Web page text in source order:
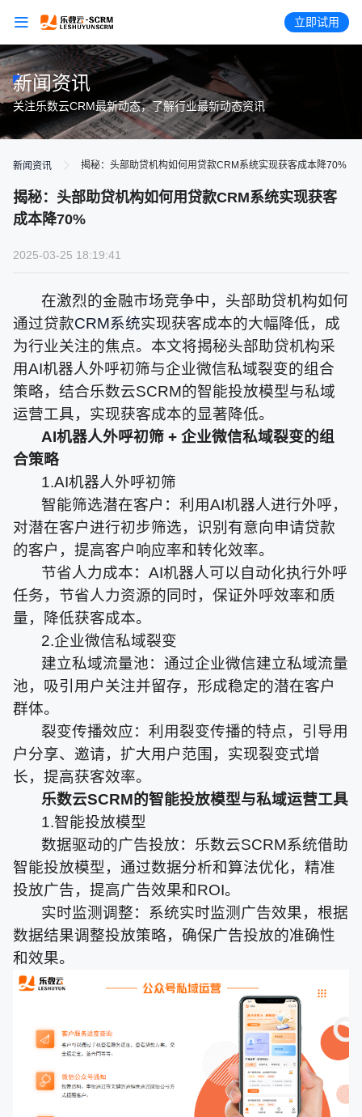
立即试用
新闻资讯
关注乐数云CRM最新动态，了解行业最新动态资讯
新闻资讯 揭秘：头部助贷机构如何用贷款CRM系统实现获客成本降70%
揭秘：头部助贷机构如何用贷款CRM系统实现获客
成本降70%
2025-03-25 18:19:41
在激烈的金融市场竞争中，头部助贷机构如何
通过贷款CRM系统实现获客成本的大幅降低，成
为行业关注的焦点。本文将揭秘头部助贷机构采
用AI机器人外呼初筛与企业微信私域裂变的组合
策略，结合乐数云SCRM的智能投放模型与私域
运营工具，实现获客成本的显著降低。
AI机器人外呼初筛 + 企业微信私域裂变的组
合策略
1.AI机器人外呼初筛
智能筛选潜在客户：利用AI机器人进行外呼，
对潜在客户进行初步筛选，识别有意向申请贷款
的客户，提高客户响应率和转化效率。
节省人力成本：AI机器人可以自动化执行外呼
任务，节省人力资源的同时，保证外呼效率和质
量，降低获客成本。
2.企业微信私域裂变
建立私域流量池：通过企业微信建立私域流量
池，吸引用户关注并留存，形成稳定的潜在客户
群体。
裂变传播效应：利用裂变传播的特点，引导用
户分享、邀请，扩大用户范围，实现裂变式增
长，提高获客效率。
乐数云SCRM的智能投放模型与私域运营工具
1.智能投放模型
数据驱动的广告投放：乐数云SCRM系统借助
智能投放模型，通过数据分析和算法优化，精准
投放广告，提高广告效果和ROI。
实时监测调整：系统实时监测广告效果，根据
数据结果调整投放策略，确保广告投放的准确性
和效果。